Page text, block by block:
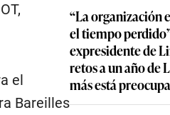
el
Bareilles
“La organización
el tiempo
expresidente de
retos a un año de
más está